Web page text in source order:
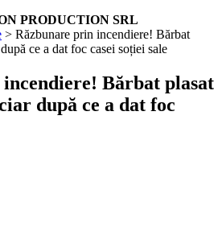
PRODUCTION SRL
> Răzbunare prin incendiere! Bărbat
ce a dat foc casei soției sale
Bărbat plasat
după ce a dat foc